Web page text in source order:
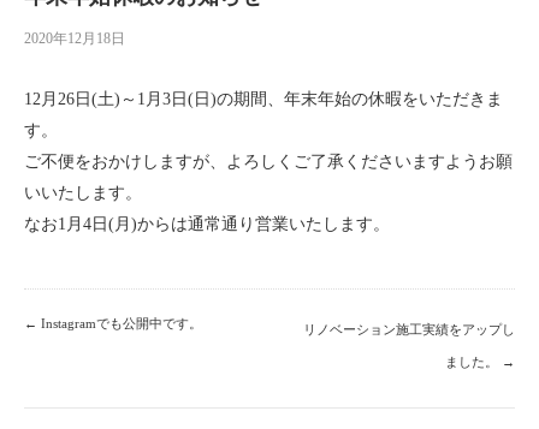
2020年12月18日
12月26日(土)～1月3日(日)の期間、年末年始の休暇をいただきま
す。
ご不便をおかけしますが、よろしくご了承くださいますようお願
いいたします。
なお1月4日(月)からは通常通り営業いたします。
← Instagramでも公開中です。 リノベーション施工実績をアップし
ました。 →